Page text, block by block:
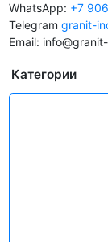
WhatsApp: +7
Telegram granit-
Email:
Категории